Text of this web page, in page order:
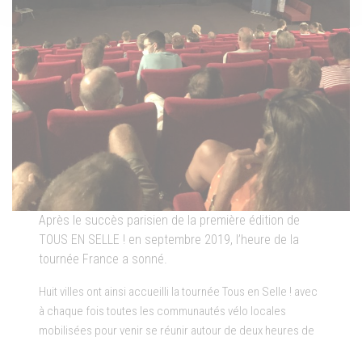
Après le succès parisien de la première édition de
TOUS EN SELLE ! en septembre 2019, l’heure de la
tournée France a sonné.
Huit villes ont ainsi accueilli la tournée Tous en Selle ! avec
à chaque fois toutes les communautés vélo locales
mobilisées pour venir se réunir autour de deux heures de